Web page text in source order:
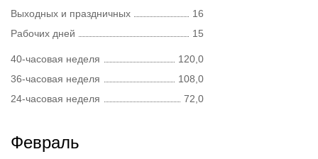
Выходных и праздничных
16
Рабочих дней
15
40-часовая неделя
120,0
36-часовая неделя
108,0
24-часовая неделя
72,0
Февраль